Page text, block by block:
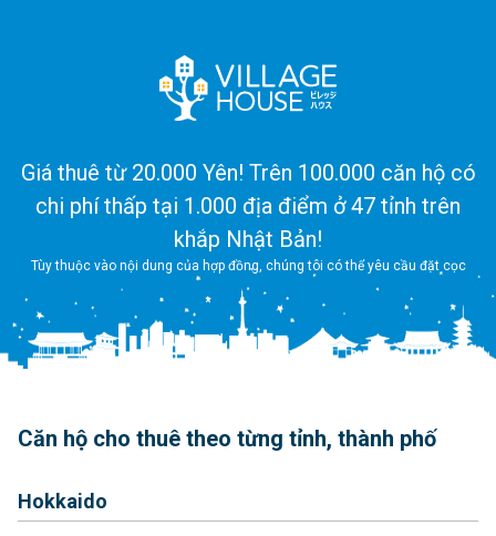
Giá thuê từ 20.000 Yên! Trên 100.000 căn hộ có
chi phí thấp tại 1.000 địa điểm ở 47 tỉnh trên
khắp Nhật Bản!
Tùy thuộc vào nội dung của hợp đồng, chúng tôi có thể yêu cầu đặt cọc
Căn hộ cho thuê theo từng tỉnh, thành phố
Hokkaido